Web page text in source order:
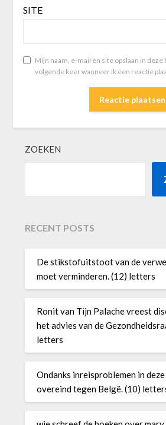
SITE
Mijn naam, e-mail en site opslaan in
volgende keer wanneer ik een reactie
ZOEKEN
RECENT POSTS
De stikstofuitstoot van de
moet verminderen. (12) letters
Ronit van Tijn Palache vreest
het advies van de
letters
Ondanks inreisproblemen in
overeind tegen Belgë. (10)